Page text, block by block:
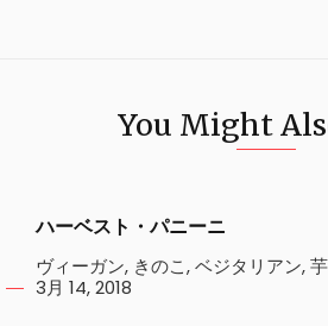
You Might
ハーベスト・パニーニ
ヴィーガン, きのこ,ベジタリアン,
3月 14, 2018